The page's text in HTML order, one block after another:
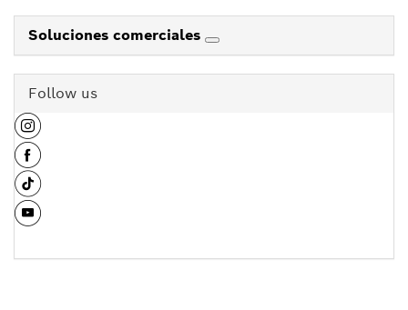
Soluciones comerciales
Follow us